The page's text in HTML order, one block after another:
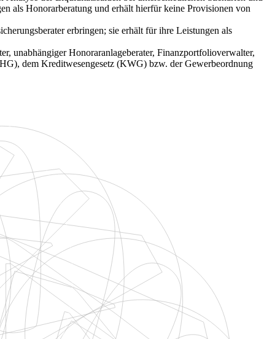
als Honorarberatung und erhält hierfür keine Provisionen von
erbringen; sie erhält für ihre Leistungen als
unabhängiger Honoraranlageberater, Finanzportfolioverwalter,
dem Kreditwesengesetz (KWG) bzw. der Gewerbeordnung